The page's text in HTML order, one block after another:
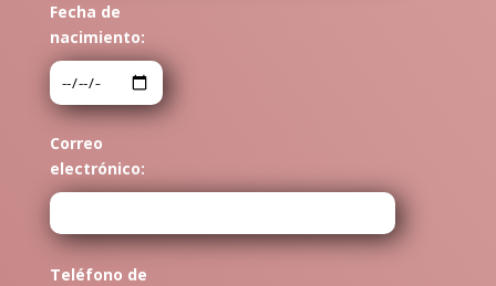
Fecha de
nacimiento:
Correo
electrónico:
Teléfono de